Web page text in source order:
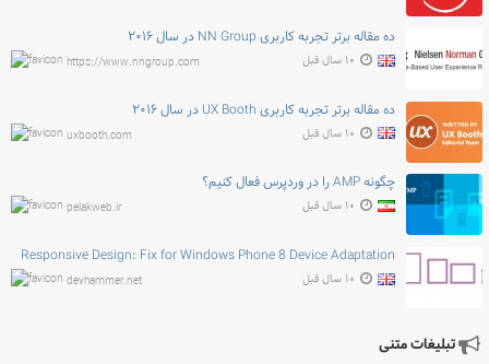
ده مقاله برتر تجربه کاربری NN Group در سال ۲۰۱۶
https://www.nngroup.com ۱۰ سال قبل
ده مقاله برتر تجربه کاربری UX Booth در سال ۲۰۱۶
uxbooth.com ۱۰ سال قبل
چگونه AMP را در وردپرس فعال کنیم؟
pelakweb.ir ۱۰ سال قبل
Responsive Design: Fix for Windows Phone 8 Device Adaptation
devhammer.net ۱۰ سال قبل
تبلیغات متنی